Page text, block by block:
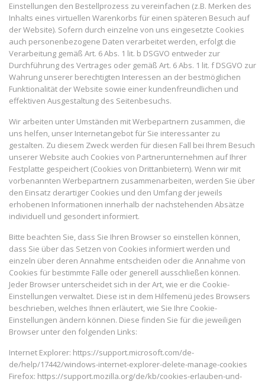
Einstellungen den Bestellprozess zu vereinfachen (z.B. Merken des
Inhalts eines virtuellen Warenkorbs für einen späteren Besuch auf
der Website). Sofern durch einzelne von uns eingesetzte Cookies
auch personenbezogene Daten verarbeitet werden, erfolgt die
Verarbeitung gemäß Art. 6 Abs. 1 lit. b DSGVO entweder zur
Durchführung des Vertrages oder gemäß Art. 6 Abs. 1 lit. f DSGVO zur
Wahrung unserer berechtigten Interessen an der bestmöglichen
Funktionalität der Website sowie einer kundenfreundlichen und
effektiven Ausgestaltung des Seitenbesuchs.
Wir arbeiten unter Umständen mit Werbepartnern zusammen, die
uns helfen, unser Internetangebot für Sie interessanter zu
gestalten. Zu diesem Zweck werden für diesen Fall bei Ihrem Besuch
unserer Website auch Cookies von Partnerunternehmen auf Ihrer
Festplatte gespeichert (Cookies von Drittanbietern). Wenn wir mit
vorbenannten Werbepartnern zusammenarbeiten, werden Sie über
den Einsatz derartiger Cookies und den Umfang der jeweils
erhobenen Informationen innerhalb der nachstehenden Absätze
individuell und gesondert informiert.
Bitte beachten Sie, dass Sie Ihren Browser so einstellen können,
dass Sie über das Setzen von Cookies informiert werden und
einzeln über deren Annahme entscheiden oder die Annahme von
Cookies für bestimmte Fälle oder generell ausschließen können.
Jeder Browser unterscheidet sich in der Art, wie er die Cookie-
Einstellungen verwaltet. Diese ist in dem Hilfemenü jedes Browsers
beschrieben, welches Ihnen erläutert, wie Sie Ihre Cookie-
Einstellungen ändern können. Diese finden Sie für die jeweiligen
Browser unter den folgenden Links:
Internet Explorer: https://support.microsoft.com/de-
de/help/17442/windows-internet-explorer-delete-manage-cookies
Firefox: https://support.mozilla.org/de/kb/cookies-erlauben-und-